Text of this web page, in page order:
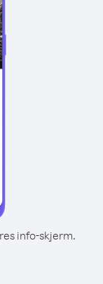
info-skjerm.